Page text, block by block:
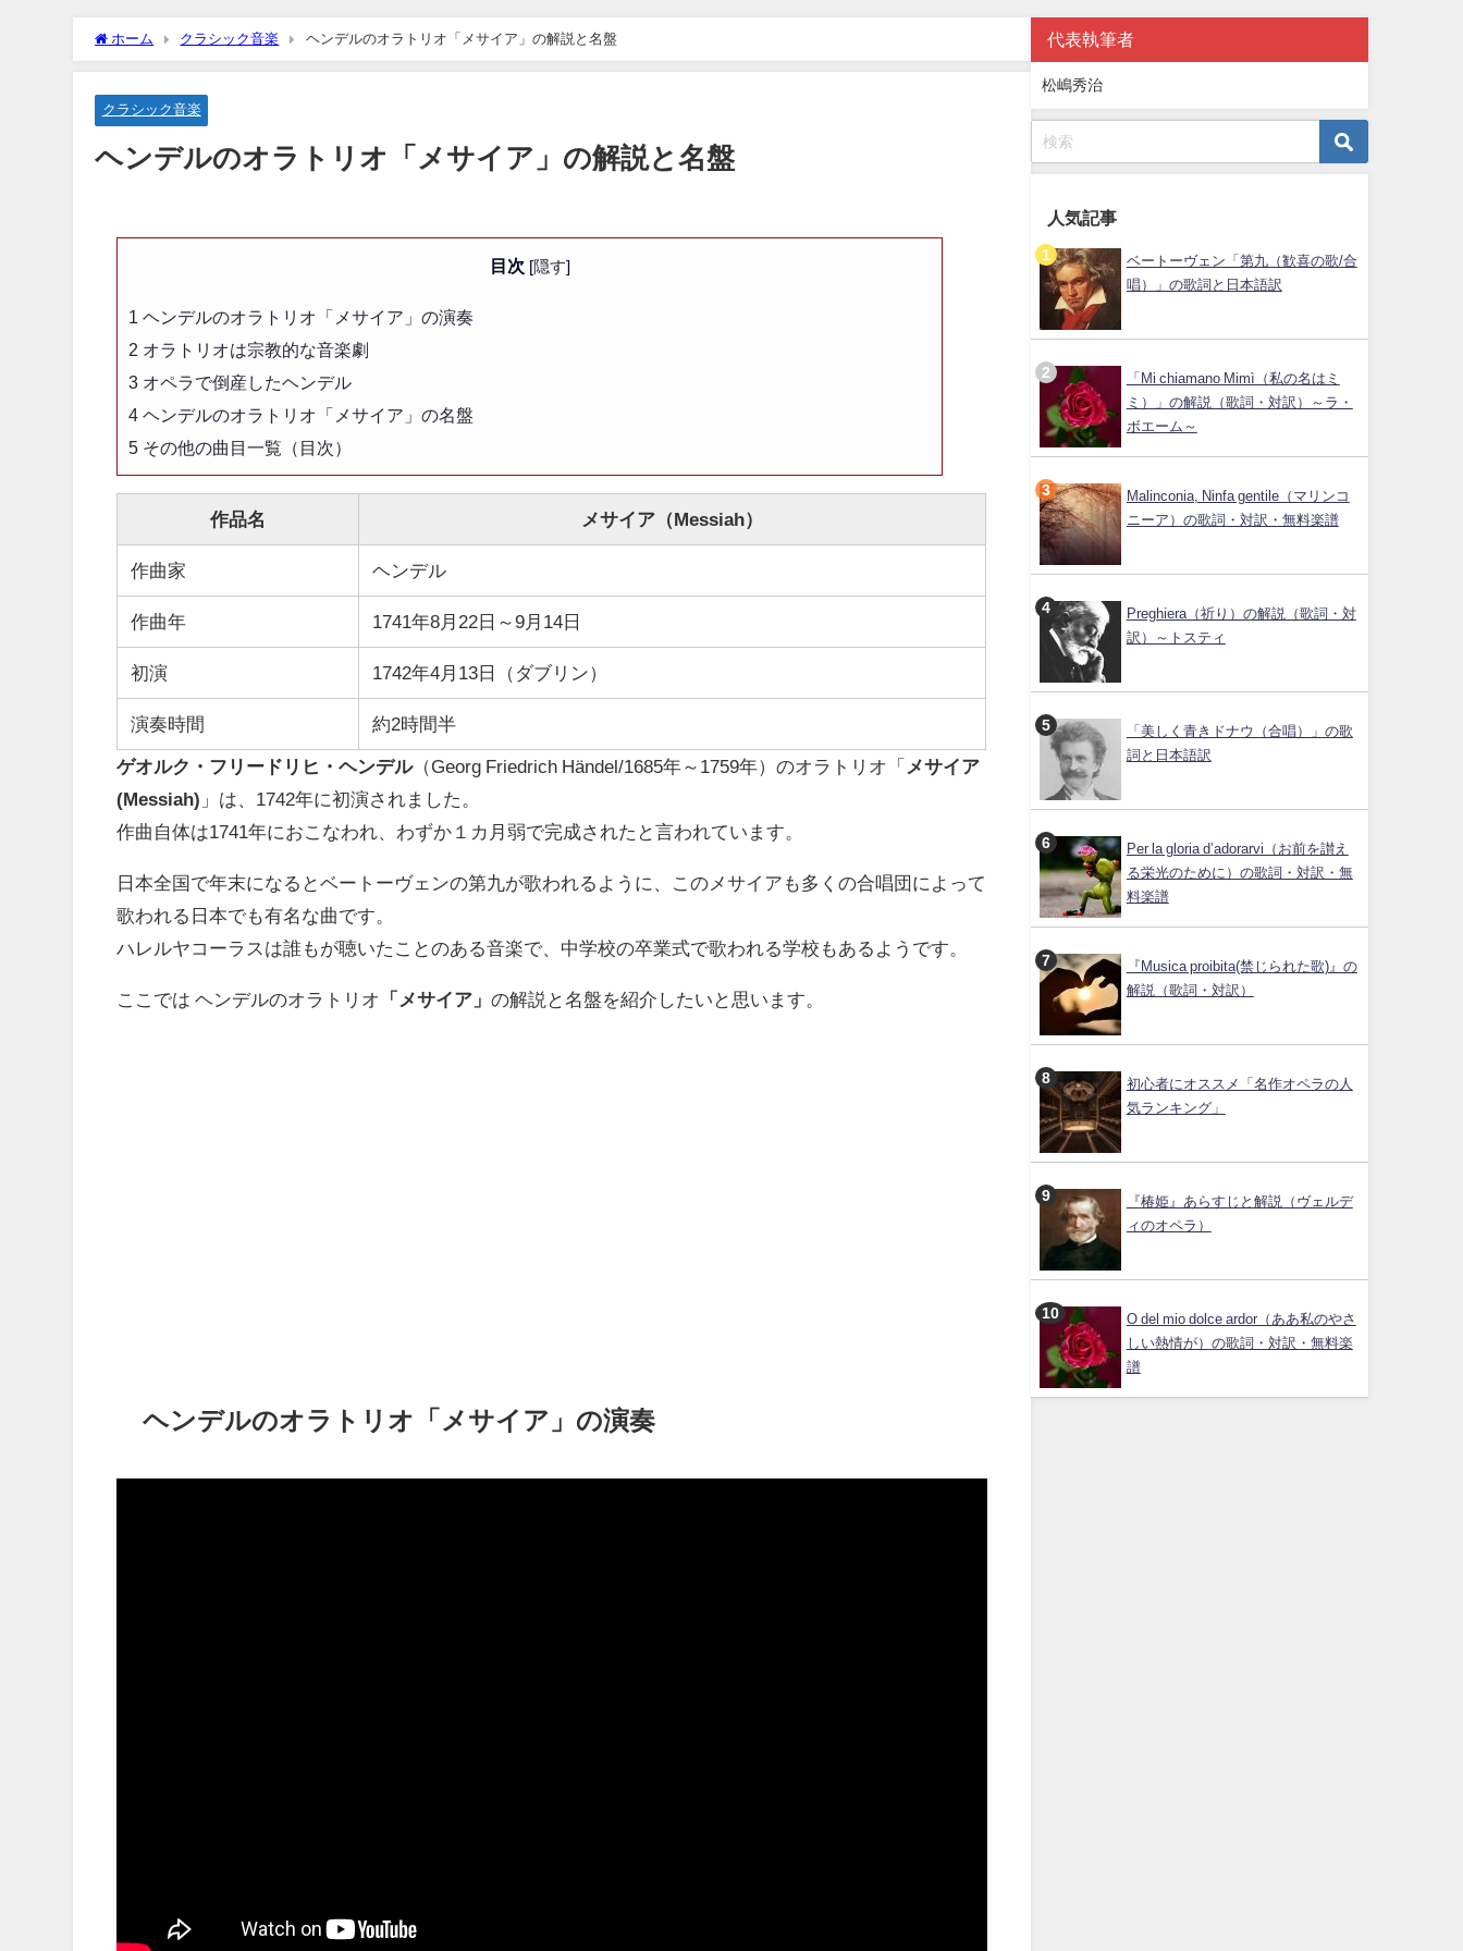
ホーム クラシック音楽 ヘンデルのオラトリオ「メサイア」の解説と名盤
クラシック音楽
ヘンデルのオラトリオ「メサイア」の解説と名盤
目次 隠す
1 ヘンデルのオラトリオ「メサイア」の演奏
2 オラトリオは宗教的な音楽劇
3 オペラで倒産したヘンデル
4 ヘンデルのオラトリオ「メサイア」の名盤
5 その他の曲目一覧（目次）
作品名 メサイア（Messiah）
作曲家 ヘンデル
作曲年 1741年8月22日～9月14日
初演 1742年4月13日（ダブリン）
演奏時間 約2時間半
ゲオルク・フリードリヒ・ヘンデル（Georg Friedrich Händel/1685年～1759年）のオラトリオ「
メサイア
(Messiah) 」は、1742年に初演されました。
作曲自体は1741年におこなわれ、わずか１カ月弱で完成されたと言われています。
日本全国で年末になるとベートーヴェンの第九が歌われるように、このメサイアも多くの合唱団によって
歌われる日本でも有名な曲です。
ハレルヤコーラスは誰もが聴いたことのある音楽で、中学校の卒業式で歌われる学校もあるようです。
ここでは ヘンデルのオラトリオ 「メサイア」の解説と名盤を紹介したいと思います。
ヘンデルのオラトリオ「メサイア」の演奏
代表執筆者
松嶋秀治
人気記事
ベートーヴェン「第九（歓喜の歌/合
唱）」の歌詞と日本語訳
「Mi chiamano Mimì（私の名はミ
ミ）」の解説（歌詞・対訳）～ラ・
ボエーム～
Malinconia, Ninfa gentile（マリンコ
ニーア）の歌詞・対訳・無料楽譜
Preghiera（祈り）の解説（歌詞・対
訳）～トスティ
「美しく青きドナウ（合唱）」の歌
詞と日本語訳
Per la gloria d’adorarvi（お前を讃え
る栄光のために）の歌詞・対訳・無
料楽譜
『Musica proibita(禁じられた歌)』の
解説（歌詞・対訳）
初心者にオススメ「名作オペラの人
気ランキング」
『椿姫』あらすじと解説（ヴェルデ
ィのオペラ）
O del mio dolce ardor（ああ私のやさ
しい熱情が）の歌詞・対訳・無料楽
譜